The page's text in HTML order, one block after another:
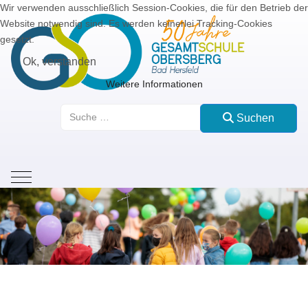
Suchen
Mobile Menu Toggle
Wir verwenden ausschließlich Session-Cookies, die für den Betrieb der
Website notwendig sind. Es werden keinerlei Tracking-Cookies
gesetzt.
Ok, verstanden
Weitere Informationen